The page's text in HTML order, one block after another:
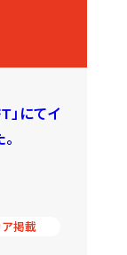
」にてイ
ア掲載